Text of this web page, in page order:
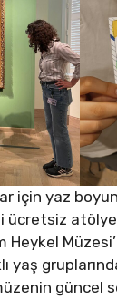
için yaz
ücretsiz
Heykel
yaş
güncel